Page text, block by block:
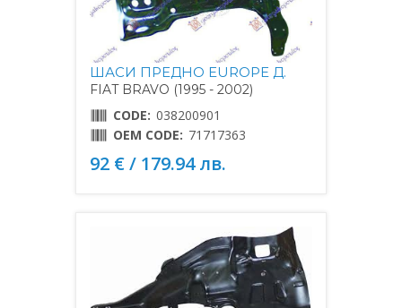
ШАСИ ПРЕДНО EUROPE Д.
FIAT BRAVO (1995 - 2002)
CODE: 038200901
OEM CODE: 71717363
92 € / 179.94 лв.